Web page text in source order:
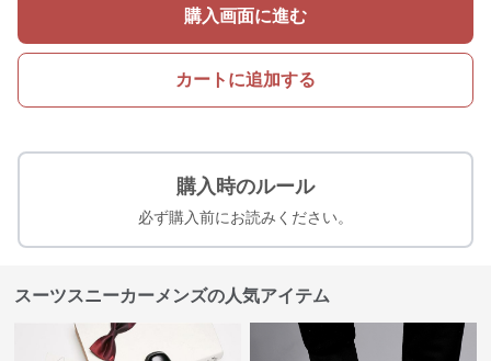
購入画面に進む
カートに追加する
購入時のルール
必ず購入前にお読みください。
スーツスニーカーメンズの人気アイテム